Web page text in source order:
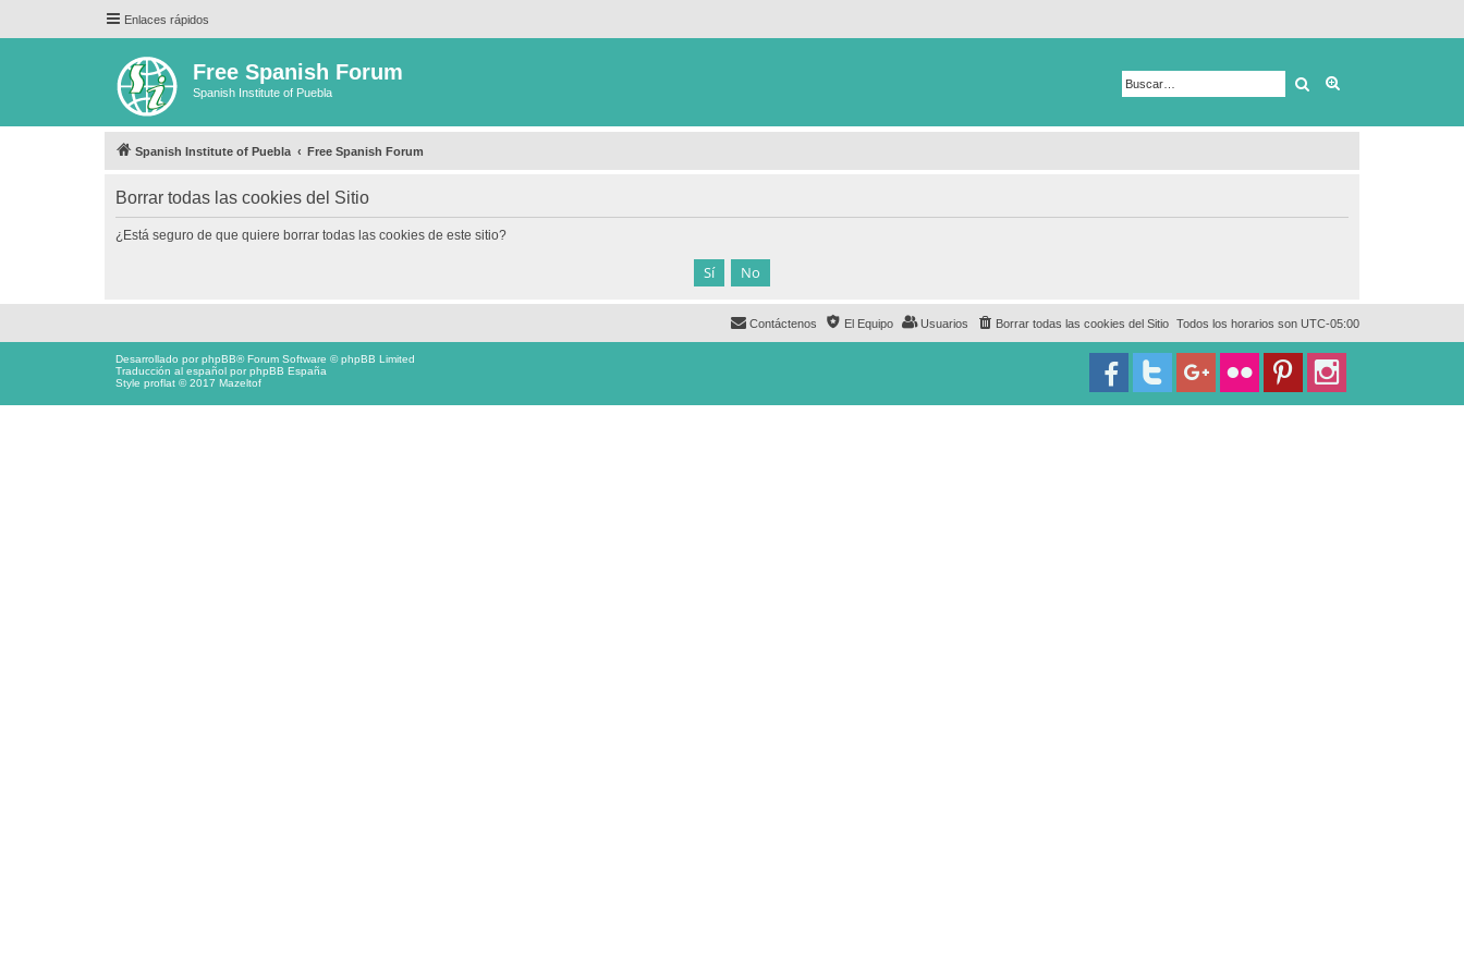
Enlaces rápidos
Free Spanish Forum
Spanish Institute of Puebla Buscar
Spanish Institute of Puebla Free Spanish Forum
Borrar todas las cookies del Sitio
¿Está seguro de que quiere borrar todas las cookies de este sitio?
Todos los horarios son UTC-05:00
Borrar todas las cookies del Sitio
Usuarios
El Equipo
Contáctenos
Desarrollado porphpBB® Forum Software © phpBB Limited
Traducción al español porphpBB España
Style proflat © 2017 Mazeltof